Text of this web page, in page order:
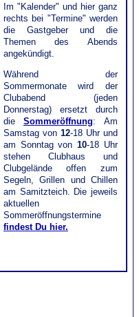
Im "Kalender" und hier ganz
rechts bei "Termine" werden
die Gastgeber und die
Themen des Abends
angekündigt.
Während der
Sommermonate wird der
Clubabend (jeden
Donnerstag) ersetzt durch
die Sommeröffnung: Am
Samstag von 12-18 Uhr und
am Sonntag von10-18 Uhr
stehen Clubhaus und
Clubgelände offen zum
Segeln, Grillen und Chillen
am Samitzteich. Die jeweils
aktuellen
Sommeröffnungstermine
findest Du hier.